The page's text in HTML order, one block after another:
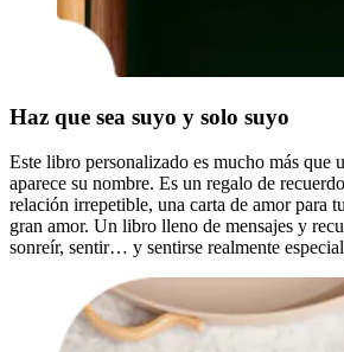
Haz que sea suyo y solo suyo
Este libro personalizado es mucho más que
aparece su nombre. Es un regalo de
relación irrepetible, una carta de amor para
gran amor. Un libro lleno de mensajes y
sonreír, sentir… y sentirse realmente